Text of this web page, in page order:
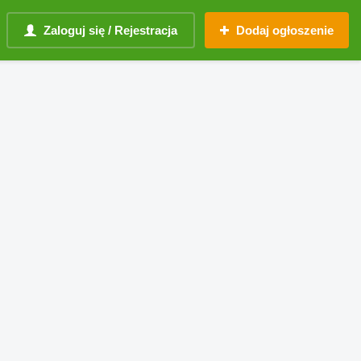
Zaloguj się / Rejestracja Dodaj ogłoszenie